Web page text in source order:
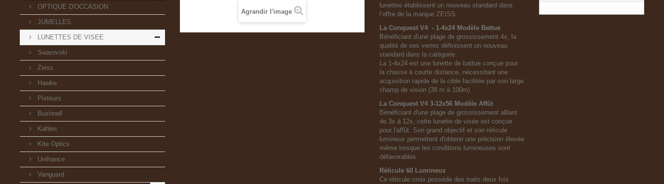
OPTIQUE D'OCCASION
JUMELLES
LUNETTES DE VISEE
Swarovski
Zeiss
Hawke
Pisteurs
Bushnell
Kahles
Kite Optics
Unifrance
Vanguard
Agrandir l'image
lunettes établissent un nouveau standard dans
l’offre de la marque ZEISS.
La Conquest V4 - 1-4x24 Modèle Battue
Bénéficiant d'une plage de grossissement 4x, la
qualité de ses verres définissent un nouveau
standard dans la catégorie.
La 1-4x24 est une lunette de battue conçue pour
la chasse à courte distance, nécessitant une
acquisition rapide de la cible facilitée par son large
champ de vision (38 m à 100m) .
La Conquest V4 3-12x56 Modèle Affût
Bénéficiant d'une plage de grossissement alllant
de 3x à 12x, cette lunette de visée est conçue
pour l'affût. Son grand objectif et son réticule
lumineux permettent d'obtenir une précision élevée
même lorsque les conditions lumineuses sont
défavorables.
Réticule 60 Lumineux
Ce réticule croix possède des traits deux fois